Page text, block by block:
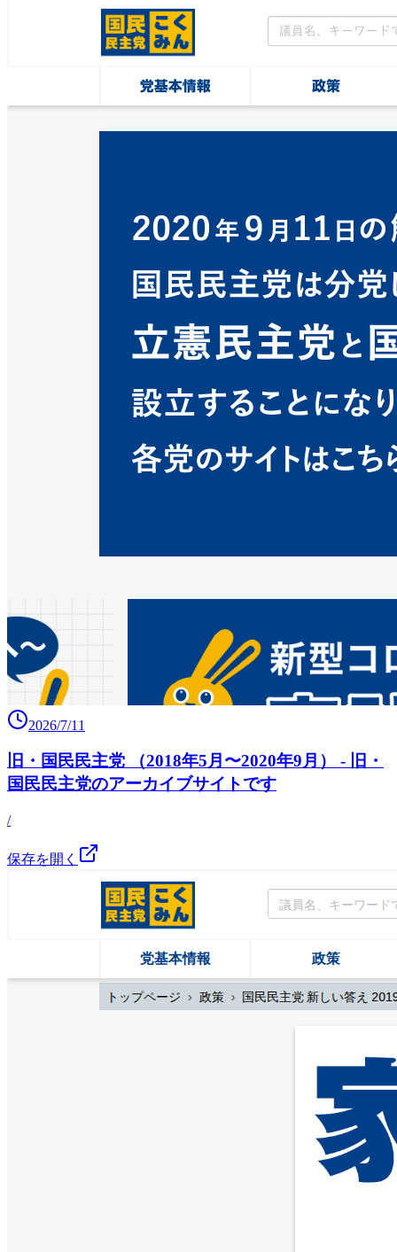
2026/7/11
旧・国民民主党 （2018年5月〜2020年9月） - 旧・
国民民主党のアーカイブサイトです
/
保存を開く